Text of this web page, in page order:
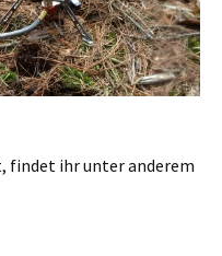
findet ihr unter anderem